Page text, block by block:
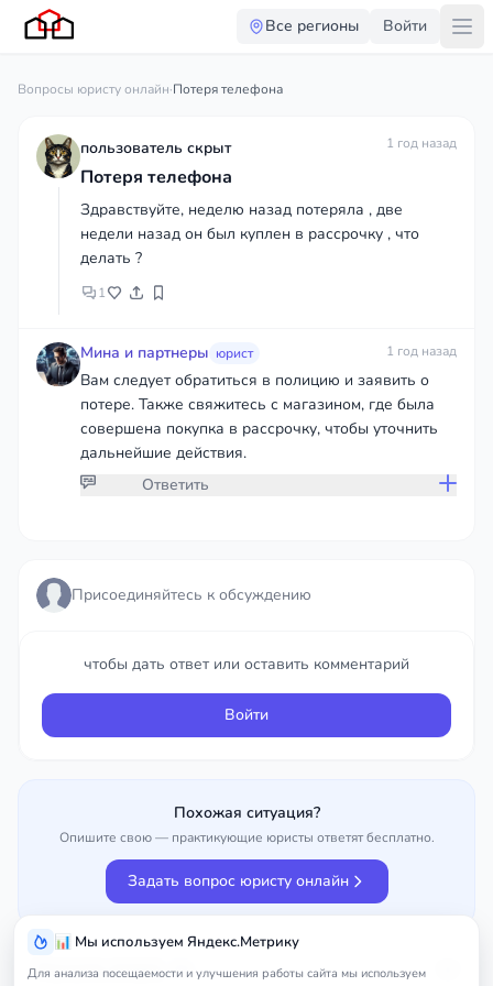
Все регионы Войти
📊 Мы используем Яндекс.Метрику
Для анализа посещаемости и улучшения работы сайта мы используем
Вопросы юристу онлайн·Потеря телефона
пользователь скрыт 1 год назад
Потеря телефона
Здравствуйте, неделю назад потеряла , две
недели назад он был куплен в рассрочку , что
делать ?
1
Мина и партнеры юрист 1 год назад
Вам следует обратиться в полицию и заявить о
потере. Также свяжитесь с магазином, где была
совершена покупка в рассрочку, чтобы уточнить
дальнейшие действия.
Ответить
Войти
Присоединяйтесь к обсуждению
чтобы дать ответ или оставить комментарий
Войти
Похожая ситуация?
Опишите свою — практикующие юристы ответят бесплатно.
Задать вопрос юристу онлайн
Улучшить вопрос 0%